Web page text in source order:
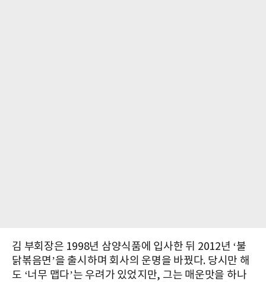
김 부회장은 1998년 삼양식품에 입사한 뒤 2012년 ‘불
닭볶음면’을 출시하며 회사의 운명을 바꿨다. 당시만 해
도 ‘너무 맵다’는 우려가 있었지만, 그는 매운맛을 하나